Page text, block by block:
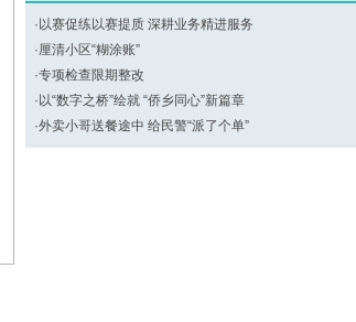
· 以赛促练以赛提质 深耕业务精进服务
·厘清小区“糊涂账”
·专项检查限期整改
· 以“数字之桥”绘就 “侨乡同心”新篇章
·外卖小哥送餐途中 给民警“派了个单”